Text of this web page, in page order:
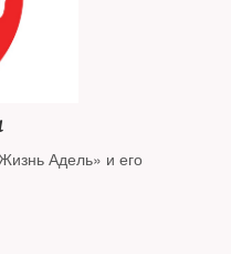
Адель» и его